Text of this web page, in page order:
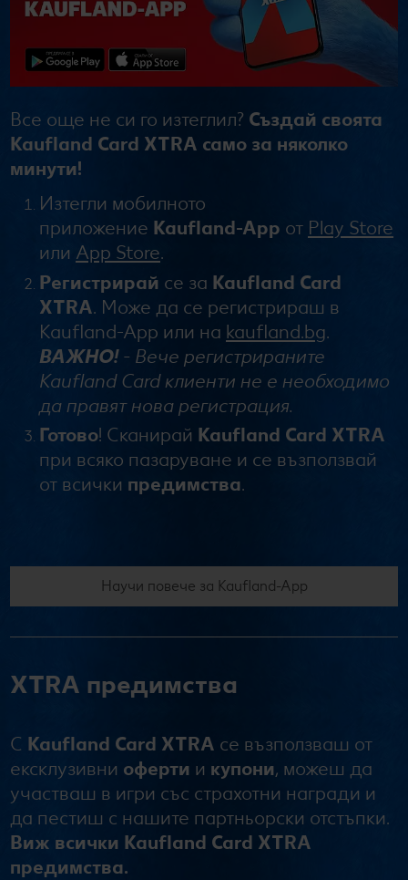
Все още не си го изтеглил? Създай своята
Kaufland Card XTRA само за няколко
минути!
Изтегли мобилното
приложение Kaufland-App от Play Store
или App Store.
Регистрирай се за Kaufland Card
XTRA. Може да се регистрираш в
Kaufland-App или на kaufland.bg.
ВАЖНО!- Вече регистрираните
Kaufland Card клиенти не е необходимо
да правят нова регистрация.
Готово! Сканирай Kaufland Card XTRA
при всяко пазаруване и се възползвай
от всички предимства.
Научи повече за Kaufland-App
XTRA предимства
С Kaufland Card XTRA се възползваш от
ексклузивни оферти и купони, можеш да
участваш в игри със страхотни награди и
да пестиш с нашите партньорски отстъпки.
Виж всички Kaufland Card XTRA
предимства.